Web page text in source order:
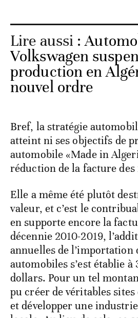
Lire aussi :
Volkswagen
production en
nouvel ordre
Bref, la stratégie
atteint ni ses objectifs de
automobile «Made in
réduction de la facture
Elle a même été plutôt
valeur, et c’est le
en supporte encore la
décennie 2010-2019,
annuelles de l’importation
automobiles s’est établie
dollars. Pour un tel
pu créer de véritables
et développer une